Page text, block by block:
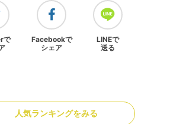
で
Facebookで
シェア
LINEで
送る
人気ランキングをみる